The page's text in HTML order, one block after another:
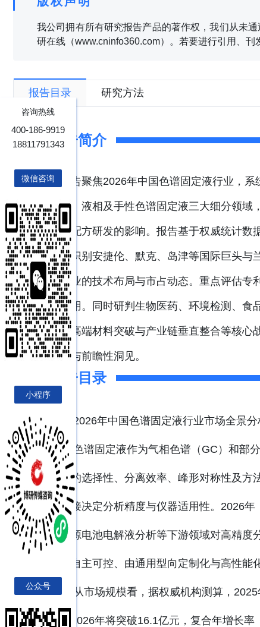
我公司拥有所有研究报告产品的著作权，我们从未
研在线（www.cninfo360.com）。若要进行引用、刊
报告目录 研究方法
报告简介
本报告聚焦2026年中国色谱固定液行业，
气相、液相及手性色谱固定液三大细分领域
规对配方研发的影响。报告基于权威统计数
征；识别安捷伦、默克、岛津等国际巨头与
先企业的技术布局与市占动态。重点评估专
造作用。同时研判生物医药、环境检测、食
位、高端材料突破与产业链垂直整合等核心
支撑与前瞻性洞见。
报告目录
2026年中国色谱固定液行业市场全景
色谱固定液作为气相色谱（GC）和部
谱柱的选择性、分离效率、峰形对称性及
性直接决定分析精度与仪器适用性。2026
新能源电池电解液分析等下游领域对高精度
赖向自主可控、由通用型向定制化与高性能
从市场规模看，据权威机构测算，
预计2026年将突破16.1亿元，复合年增长
咨询热线
400-186-9919
18811791343
微信咨询
小程序
公众号